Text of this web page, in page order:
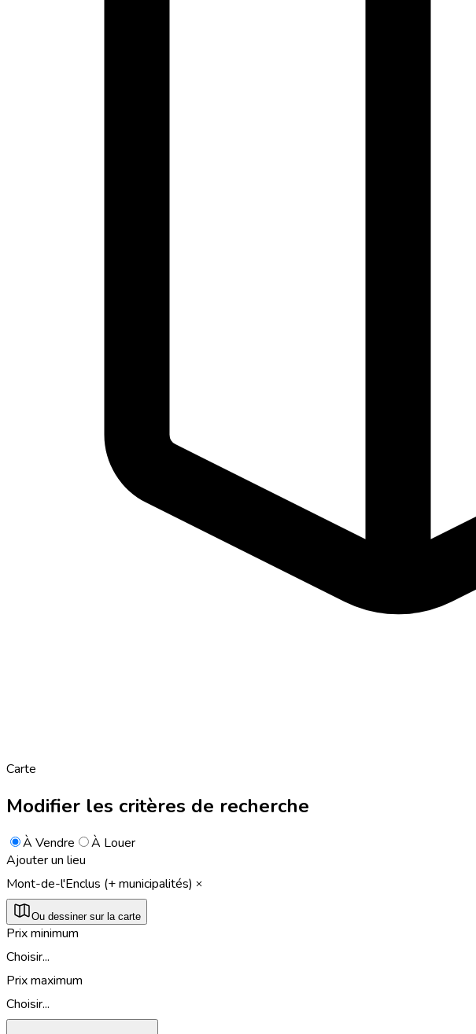
Carte
Modifier les critères de recherche
À Vendre
À Louer
Ajouter un lieu
Mont-de-l'Enclus (+ municipalités)
Ou dessiner sur la carte
Prix minimum
Choisir...
Prix maximum
Choisir...